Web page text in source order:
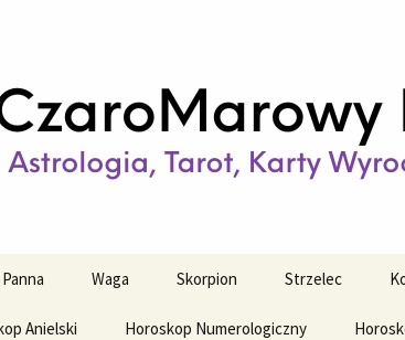
horoskop
Panna Waga Skorpion Strzelec
Anielski Horoskop Numerologiczny